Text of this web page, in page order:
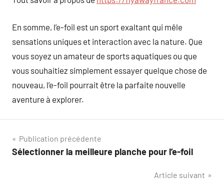
En somme, l’e-foil est un sport exaltant qui mêle
sensations uniques et interaction avec la nature. Que
vous soyez un amateur de sports aquatiques ou que
vous souhaitiez simplement essayer quelque chose de
nouveau, l’e-foil pourrait être la parfaite nouvelle
aventure à explorer.
Navigation
de
Publication précédente
Sélectionner la meilleure planche pour l’e-foil
Article suivant